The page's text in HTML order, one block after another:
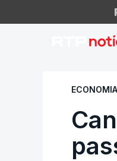
ECONOMIA